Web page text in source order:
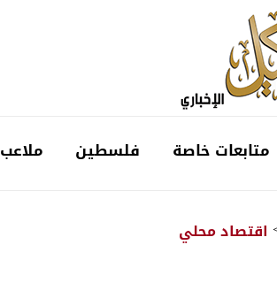
متابعات خاصة فلسطين ملاعب
اقتصاد محلي